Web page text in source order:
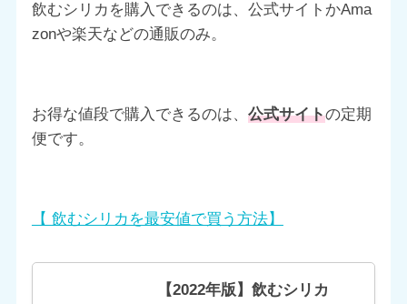
飲むシリカを購入できるのは、公式サイトかAma
zonや楽天などの通販のみ。
お得な値段で購入できるのは、 公式サイトの定期
便です。
【 飲むシリカを最安値で買う方法】
【2022年版】飲むシリカ